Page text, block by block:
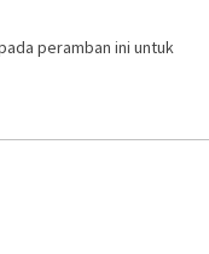
peramban ini untuk